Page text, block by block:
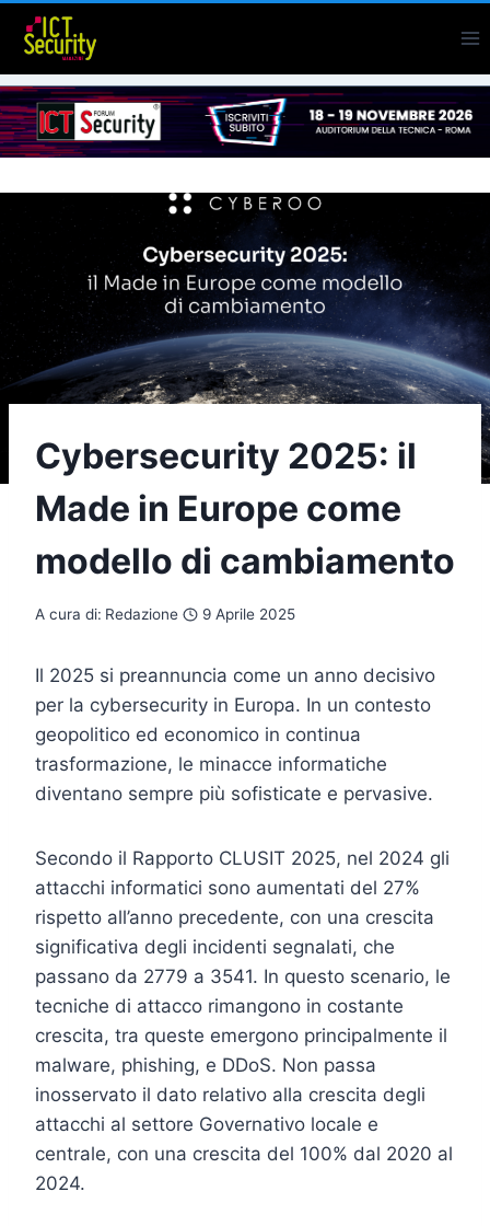
Salta
contenuto
Cybersecurity 2025: il
Made in Europe come
modello di cambiamento
A cura di: Redazione 9 Aprile 2025
Il 2025 si preannuncia come un anno decisivo
per la cybersecurity in Europa. In un contesto
geopolitico ed economico in continua
trasformazione, le minacce informatiche
diventano sempre più sofisticate e pervasive.
Secondo il Rapporto CLUSIT 2025, nel 2024 gli
attacchi informatici sono aumentati del 27%
rispetto all’anno precedente, con una crescita
significativa degli incidenti segnalati, che
passano da 2779 a 3541. In questo scenario, le
tecniche di attacco rimangono in costante
crescita, tra queste emergono principalmente il
malware, phishing, e DDoS. Non passa
inosservato il dato relativo alla crescita degli
attacchi al settore Governativo locale e
centrale, con una crescita del 100% dal 2020 al
2024.